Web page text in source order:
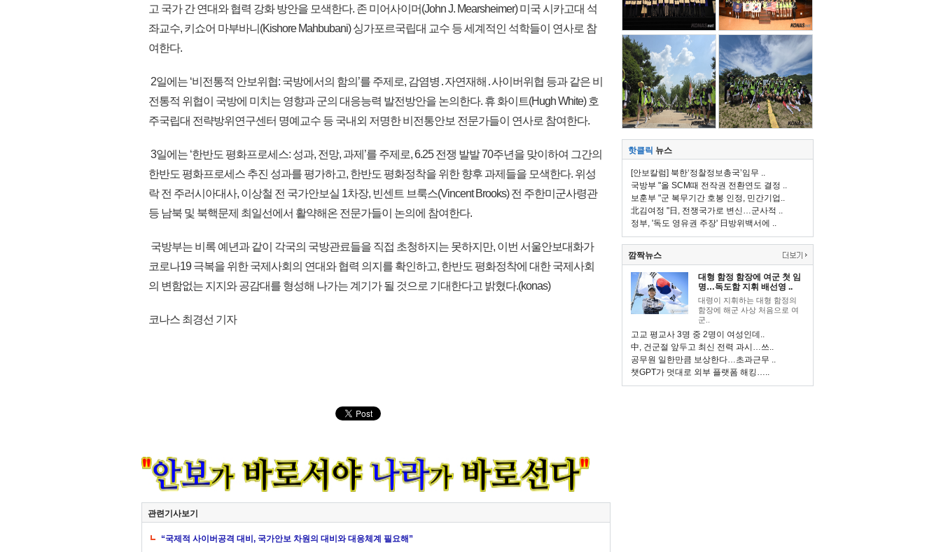
고 국가 간 연대와 협력 강화 방안을 모색한다. 존 미어사이머(John J. Mearsheimer) 미국 시카고대 석
좌교수, 키쇼어 마부바니(Kishore Mahbubani) 싱가포르국립대 교수 등 세계적인 석학들이 연사로 참
여한다.
2일에는 ‘비전통적 안보위협: 국방에서의 함의’를 주제로, 감염병․자연재해․사이버위협 등과 같은 비
전통적 위협이 국방에 미치는 영향과 군의 대응능력 발전방안을 논의한다. 휴 화이트(Hugh White) 호
주국립대 전략방위연구센터 명예교수 등 국내외 저명한 비전통안보 전문가들이 연사로 참여한다.
3일에는 ‘한반도 평화프로세스: 성과, 전망, 과제’를 주제로, 6.25 전쟁 발발 70주년을 맞이하여 그간의
한반도 평화프로세스 추진 성과를 평가하고, 한반도 평화정착을 위한 향후 과제들을 모색한다. 위성
락 전 주러시아대사, 이상철 전 국가안보실 1차장, 빈센트 브룩스(Vincent Brooks) 전 주한미군사령관
등 남북 및 북핵문제 최일선에서 활약해온 전문가들이 논의에 참여한다.
국방부는 비록 예년과 같이 각국의 국방관료들을 직접 초청하지는 못하지만, 이번 서울안보대화가
코로나19 극복을 위한 국제사회의 연대와 협력 의지를 확인하고, 한반도 평화정착에 대한 국제사회
의 변함없는 지지와 공감대를 형성해 나가는 계기가 될 것으로 기대한다고 밝혔다.(konas)
코나스 최경선 기자
관련기사보기
“국제적 사이버공격 대비, 국가안보 차원의 대비와 대응체계 필요해”
핫클릭 뉴스
[안보칼럼] 북한‘정찰정보총국’임무 ..
국방부 "올 SCM때 전작권 전환연도 결정 ..
보훈부 "군 복무기간 호봉 인정, 민간기업..
北김여정 "日, 전쟁국가로 변신…군사적 ..
정부, '독도 영유권 주장' 日방위백서에 ..
깜짝뉴스
대형 함정 함장에 여군 첫 임
명…독도함 지휘 배선영 ..
대령이 지휘하는 대형 함정의
함장에 해군 사상 처음으로 여
군..
고교 평교사 3명 중 2명이 여성인데..
中, 건군절 앞두고 최신 전력 과시…쓰..
공무원 일한만큼 보상한다…초과근무 ..
챗GPT가 멋대로 외부 플랫폼 해킹…..